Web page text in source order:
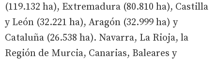
(119.132 ha), Extremadura (80.810 ha), Castilla
y León (32.221 ha), Aragón (32.999 ha) y
Cataluña (26.538 ha). Navarra, La Rioja, la
Región de Murcia, Canarias, Baleares y